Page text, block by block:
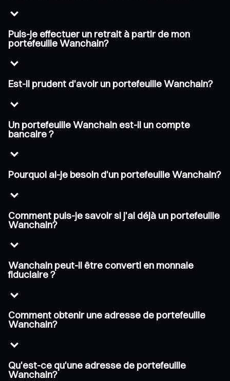
Puis-je effectuer un retrait à partir de mon
portefeuille Wanchain?
Est-il prudent d'avoir un portefeuille Wanchain?
Un portefeuille Wanchain est-il un compte
bancaire ?
Pourquoi ai-je besoin d'un portefeuille Wanchain?
Comment puis-je savoir si j'ai déjà un portefeuille
Wanchain?
Wanchain peut-il être converti en monnaie
fiduciaire ?
Comment obtenir une adresse de portefeuille
Wanchain?
Qu'est-ce qu'une adresse de portefeuille
Wanchain?